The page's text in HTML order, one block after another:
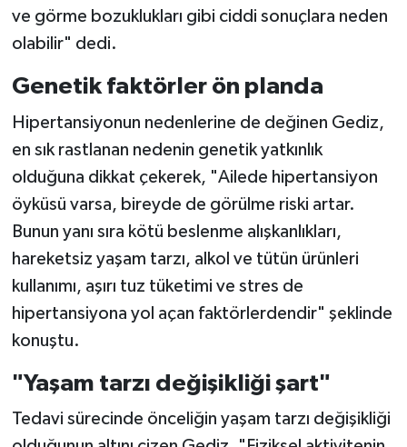
ve görme bozuklukları gibi ciddi sonuçlara neden
olabilir" dedi.
Genetik faktörler ön planda
Hipertansiyonun nedenlerine de değinen Gediz,
en sık rastlanan nedenin genetik yatkınlık
olduğuna dikkat çekerek, "Ailede hipertansiyon
öyküsü varsa, bireyde de görülme riski artar.
Bunun yanı sıra kötü beslenme alışkanlıkları,
hareketsiz yaşam tarzı, alkol ve tütün ürünleri
kullanımı, aşırı tuz tüketimi ve stres de
hipertansiyona yol açan faktörlerdendir" şeklinde
konuştu.
"Yaşam tarzı değişikliği şart"
Tedavi sürecinde önceliğin yaşam tarzı değişikliği